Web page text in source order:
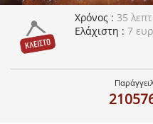
Χρόνος
35
Ελάχιστη
7